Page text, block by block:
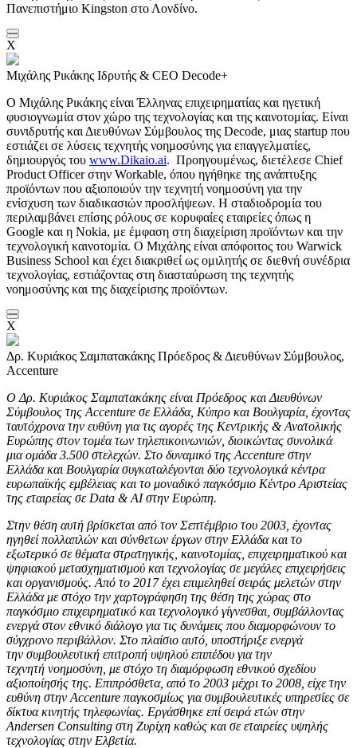
Πανεπιστήμιο Kingston στο Λονδίνο.
X
Μιχάλης Ρικάκης Ιδρυτής & CEO Decode+
Ο Μιχάλης Ρικάκης είναι Έλληνας επιχειρηματίας και ηγετική
φυσιογνωμία στον χώρο της τεχνολογίας και της καινοτομίας. Είναι
συνιδρυτής και Διευθύνων Σύμβουλος της Decode, μιας startup που
εστιάζει σε λύσεις τεχνητής νοημοσύνης για επαγγελματίες,
δημιουργός του www.Dikaio.ai. Προηγουμένως, διετέλεσε Chief
Product Officer στην Workable, όπου ηγήθηκε της ανάπτυξης
προϊόντων που αξιοποιούν την τεχνητή νοημοσύνη για την
ενίσχυση των διαδικασιών προσλήψεων. Η σταδιοδρομία του
περιλαμβάνει επίσης ρόλους σε κορυφαίες εταιρείες όπως η
Google και η Nokia, με έμφαση στη διαχείριση προϊόντων και την
τεχνολογική καινοτομία. Ο Μιχάλης είναι απόφοιτος του Warwick
Business School και έχει διακριθεί ως ομιλητής σε διεθνή συνέδρια
τεχνολογίας, εστιάζοντας στη διασταύρωση της τεχνητής
νοημοσύνης και της διαχείρισης προϊόντων.
X
Δρ. Κυριάκος Σαμπατακάκης Πρόεδρος & Διευθύνων Σύμβουλος,
Accenture
Ο Δρ. Κυριάκος Σαμπατακάκης είναι Πρόεδρος και Διευθύνων
Σύμβουλος της Accenture σε Ελλάδα, Κύπρο και Βουλγαρία, έχοντας
ταυτόχρονα την ευθύνη για τις αγορές της Κεντρικής & Ανατολικής
Ευρώπης στον τομέα των τηλεπικοινωνιών, διοικώντας συνολικά
μια ομάδα 3.500 στελεχών. Στο δυναμικό της Accenture στην
Ελλάδα και Βουλγαρία συγκαταλέγονται δύο τεχνολογικά κέντρα
ευρωπαϊκής εμβέλειας και το μοναδικό παγκόσμιο Κέντρο Αριστείας
της εταιρείας σε Data &AI στην Ευρώπη.
Στην θέση αυτή βρίσκεται από τον Σεπτέμβριο του 2003, έχοντας
ηγηθεί πολλαπλών και σύνθετων έργων στην Ελλάδα και το
εξωτερικό σε θέματα στρατηγικής, καινοτομίας, επιχειρηματικού και
ψηφιακού μετασχηματισμού και τεχνολογίας σε μεγάλες επιχειρήσεις
και οργανισμούς. Από το 2017 έχει επιμεληθεί σειράς μελετών στην
Ελλάδα με στόχο την χαρτογράφηση της θέση της χώρας στο
παγκόσμιο επιχειρηματικό και τεχνολογικό γίγνεσθαι, συμβάλλοντας
ενεργά στον εθνικό διάλογο για τις δυνάμεις που διαμορφώνουν το
σύγχρονο περιβάλλον. Στο πλαίσιο αυτό, υποστήριξε ενεργά
την συμβουλευτική επιτροπή υψηλού επιπέδου για την
τεχνητή νοημοσύνη, με στόχο τη διαμόρφωση εθνικού σχεδίου
αξιοποίησής της. Επιπρόσθετα, από το 2003 μέχρι το 2008, είχε την
ευθύνη στην Accenture παγκοσμίως για συμβουλευτικές υπηρεσίες σε
δίκτυα κινητής τηλεφωνίας. Εργάσθηκε επί σειρά ετών στην
Andersen Consulting στη Ζυρίχη καθώς και σε εταιρείες υψηλής
τεχνολογίας στην Ελβετία.